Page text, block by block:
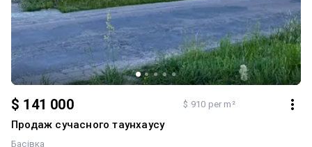
$ 141 000 $ 910 per m²
Продаж сучасного таунхаусу
Басівка